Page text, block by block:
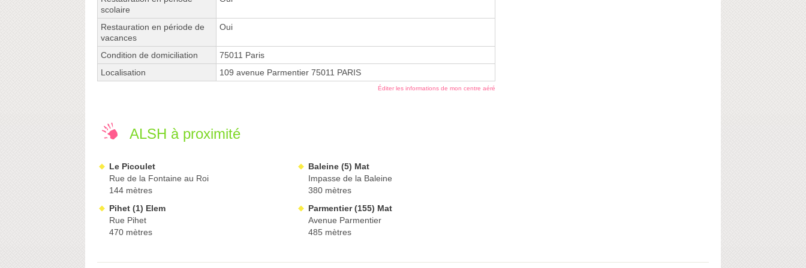
scolaire
Restauration en période de
vacances
Oui
Condition de domiciliation
75011 Paris
Localisation
109 avenue Parmentier 75011 PARIS
Éditer les informations de mon centre aéré
ALSH à proximité
Le Picoulet
Rue de la Fontaine au Roi
144 mètres
Baleine (5) Mat
Impasse de la Baleine
380 mètres
Pihet (1) Elem
Rue Pihet
470 mètres
Parmentier (155) Mat
Avenue Parmentier
485 mètres